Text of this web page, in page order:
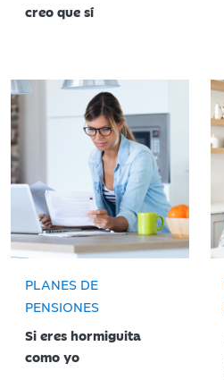
creo que sí
PLANES DE
PENSIONES
Si eres hormiguita
como yo